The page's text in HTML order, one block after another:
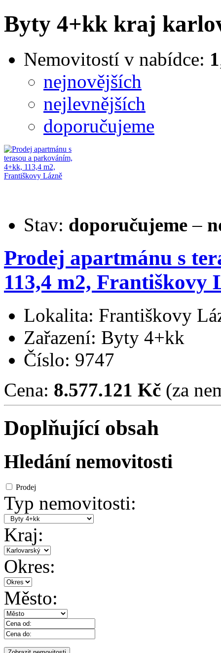
Byty 4+kk kraj
Nemovitostí v nabídce: 1
nejnovějších
nejlevnějších
doporučujeme
Stav: doporučujeme –
Prodej apartmánu s
113,4 m2, Františkovy
Lokalita: Františkovy
Zařazení: Byty 4+kk
Číslo: 9747
Cena: 8.577.121 Kč (za
Doplňující obsah
Hledání nemovitosti
Prodej
Typ nemovitosti:
Kraj:
Okres:
Město: